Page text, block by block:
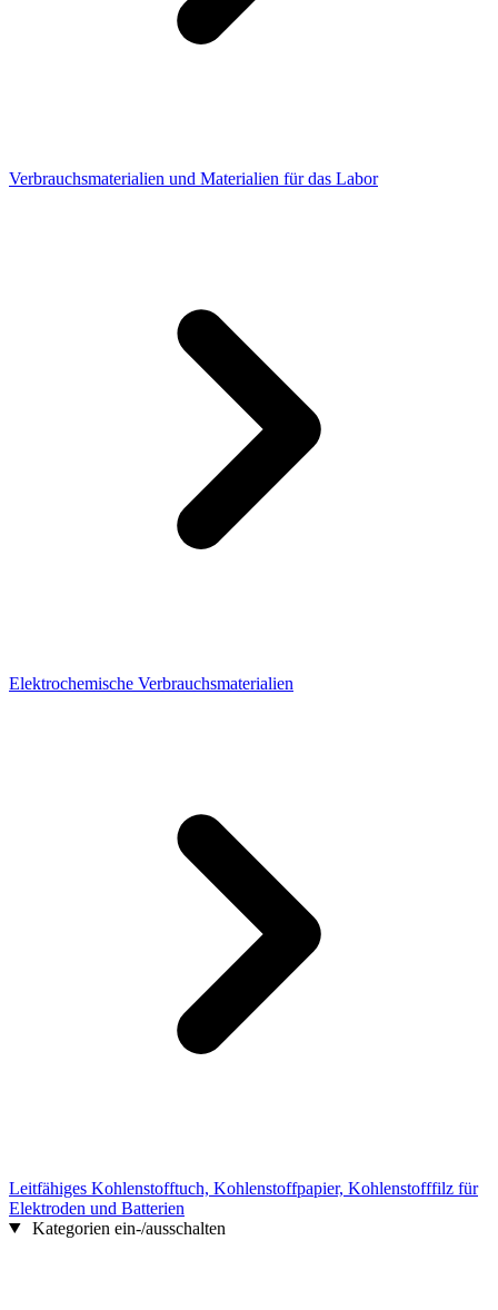
Verbrauchsmaterialien und Materialien für das Labor
Elektrochemische Verbrauchsmaterialien
Leitfähiges Kohlenstofftuch, Kohlenstoffpapier, Kohlenstofffilz für
Elektroden und Batterien
Kategorien ein-/ausschalten